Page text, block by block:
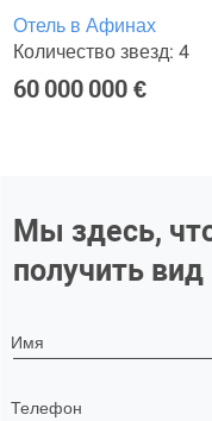
Отель в Афинах
Количество звезд: 4
60 000 000 €
Мы здесь,
получить
Имя
Телефон